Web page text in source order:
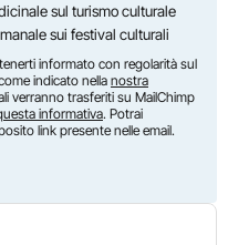
sul turismo culturale
sui festival culturali
informato con regolarità sul
indicato nella nostra
verranno trasferiti su MailChimp
informativa. Potrai
link presente nelle email.